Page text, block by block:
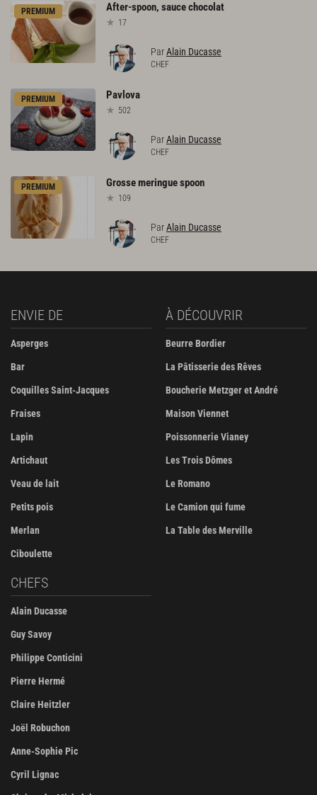
PREMIUM After-spoon, saucechocolat
17
ParAlain Ducasse
CHEF
PREMIUM Pavlova
502
ParAlain Ducasse
CHEF
PREMIUM Grossemeringuespoon
109
ParAlain Ducasse
CHEF
ENVIE DE
Asperges
Bar
Coquilles Saint-Jacques
Fraises
Lapin
Artichaut
Veau de lait
Petits pois
Merlan
Ciboulette
À DÉCOUVRIR
Beurre Bordier
La Pâtisserie des Rêves
Boucherie Metzger et André
Maison Viennet
Poissonnerie Vianey
Les Trois Dômes
Le Romano
Le Camion qui fume
La Table des Merville
CHEFS
Alain Ducasse
Guy Savoy
Philippe Conticini
Pierre Hermé
Claire Heitzler
Joël Robuchon
Anne-Sophie Pic
Cyril Lignac